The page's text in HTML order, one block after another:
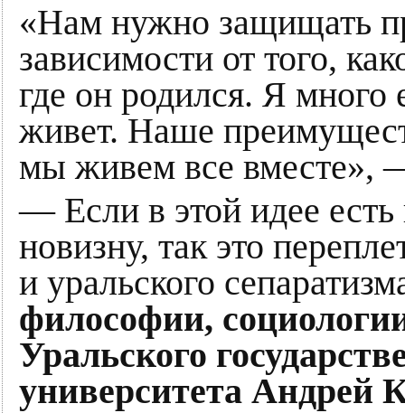
«Нам нужно защищать
зависимости от того,
где он родился. Я много
живет. Наше
мы живем все вместе»,
— Если в этой идее есть
новизну, так это
и уральского
философии,
Уральского
университета Андрей